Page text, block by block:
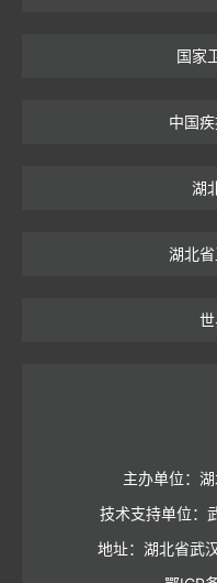
国家
中国
湖
湖北
主办单位：
技术支持单位：
地址：湖北省武